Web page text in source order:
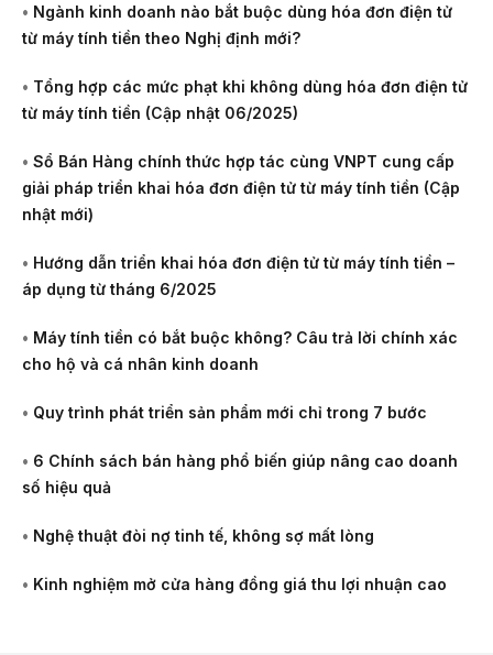
• Ngành kinh doanh nào bắt buộc dùng hóa đơn điện tử
từ máy tính tiền theo Nghị định mới?
• Tổng hợp các mức phạt khi không dùng hóa đơn điện tử
từ máy tính tiền (Cập nhật 06/2025)
• Sổ Bán Hàng chính thức hợp tác cùng VNPT cung cấp
giải pháp triển khai hóa đơn điện tử từ máy tính tiền (Cập
nhật mới)
• Hướng dẫn triển khai hóa đơn điện tử từ máy tính tiền –
áp dụng từ tháng 6/2025
• Máy tính tiền có bắt buộc không? Câu trả lời chính xác
cho hộ và cá nhân kinh doanh
• Quy trình phát triển sản phẩm mới chỉ trong 7 bước
• 6 Chính sách bán hàng phổ biến giúp nâng cao doanh
số hiệu quả
• Nghệ thuật đòi nợ tinh tế, không sợ mất lòng
• Kinh nghiệm mở cửa hàng đồng giá thu lợi nhuận cao